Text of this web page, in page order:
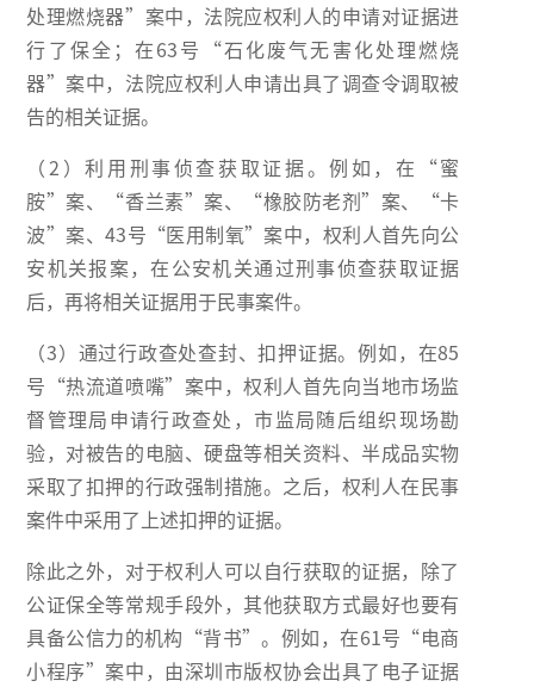
处理燃烧器”案中，法院应权利人的申请对证据进
行了保全；在63号“石化废气无害化处理燃烧
器”案中，法院应权利人申请出具了调查令调取被
告的相关证据。
（2）利用刑事侦查获取证据。例如，在“蜜
胺”案、“香兰素”案、“橡胶防老剂”案、“卡
波”案、43号“医用制氧”案中，权利人首先向公
安机关报案，在公安机关通过刑事侦查获取证据
后，再将相关证据用于民事案件。
（3）通过行政查处查封、扣押证据。例如，在85
号“热流道喷嘴”案中，权利人首先向当地市场监
督管理局申请行政查处，市监局随后组织现场勘
验，对被告的电脑、硬盘等相关资料、半成品实物
采取了扣押的行政强制措施。之后，权利人在民事
案件中采用了上述扣押的证据。
除此之外，对于权利人可以自行获取的证据，除了
公证保全等常规手段外，其他获取方式最好也要有
具备公信力的机构“背书”。例如，在61号“电商
小程序”案中，由深圳市版权协会出具了电子证据